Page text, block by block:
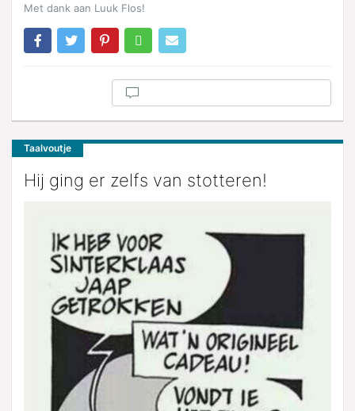
Met dank aan Luuk Flos!
Taalvoutje
Hij ging er zelfs van stotteren!